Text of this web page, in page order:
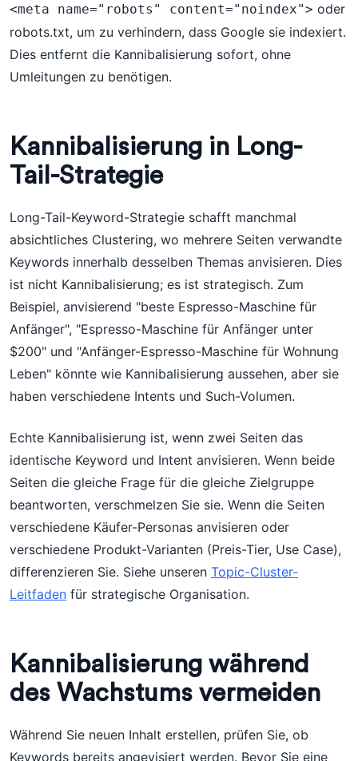
<meta name="robots" content="noindex"> oder
robots.txt, um zu verhindern, dass Google sie indexiert.
Dies entfernt die Kannibalisierung sofort, ohne
Umleitungen zu benötigen.
Kannibalisierung in Long-
Tail-Strategie
Long-Tail-Keyword-Strategie schafft manchmal
absichtliches Clustering, wo mehrere Seiten verwandte
Keywords innerhalb desselben Themas anvisieren. Dies
ist nicht Kannibalisierung; es ist strategisch. Zum
Beispiel, anvisierend "beste Espresso-Maschine für
Anfänger", "Espresso-Maschine für Anfänger unter
$200" und "Anfänger-Espresso-Maschine für Wohnung
Leben" könnte wie Kannibalisierung aussehen, aber sie
haben verschiedene Intents und Such-Volumen.
Echte Kannibalisierung ist, wenn zwei Seiten das
identische Keyword und Intent anvisieren. Wenn beide
Seiten die gleiche Frage für die gleiche Zielgruppe
beantworten, verschmelzen Sie sie. Wenn die Seiten
verschiedene Käufer-Personas anvisieren oder
verschiedene Produkt-Varianten (Preis-Tier, Use Case),
differenzieren Sie. Siehe unseren Topic-Cluster-
Leitfaden für strategische Organisation.
Kannibalisierung während
des Wachstums vermeiden
Während Sie neuen Inhalt erstellen, prüfen Sie, ob
Keywords bereits angevisiert werden. Bevor Sie eine